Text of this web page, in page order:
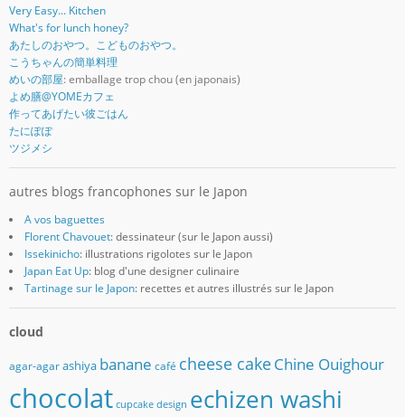
Very Easy... Kitchen
What's for lunch honey?
あたしのおやつ。こどものおやつ。
こうちゃんの簡単料理
めいの部屋: emballage trop chou (en japonais)
よめ膳@YOMEカフェ
作ってあげたい彼ごはん
たにぽぽ
ツジメシ
autres blogs francophones sur le Japon
A vos baguettes
Florent Chavouet: dessinateur (sur le Japon aussi)
Issekinicho: illustrations rigolotes sur le Japon
Japan Eat Up: blog d'une designer culinaire
Tartinage sur le Japon: recettes et autres illustrés sur le Japon
cloud
agar-agar ashiya banane café cheese cakeChine Ouighour
chocolat cupcake design echizen washi